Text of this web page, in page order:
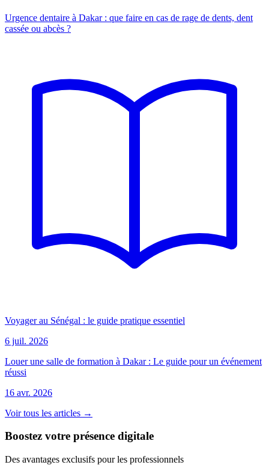
Urgence dentaire à Dakar : que faire en cas de rage de dents, dent
cassée ou abcès ?
Voyager au Sénégal : le guide pratique essentiel
6 juil. 2026
Louer une salle de formation à Dakar : Le guide pour un événement
réussi
16 avr. 2026
Voir tous les articles →
Boostez votre présence digitale
Des avantages exclusifs pour les professionnels